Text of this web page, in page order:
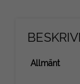
Allmänt